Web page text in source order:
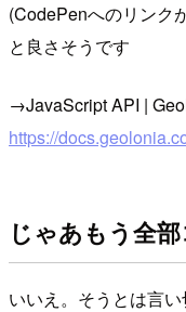
(CodePenへのリンク
と良さそうです
→JavaScript API |
https://
じゃあもう全
いいえ。そうとは言い